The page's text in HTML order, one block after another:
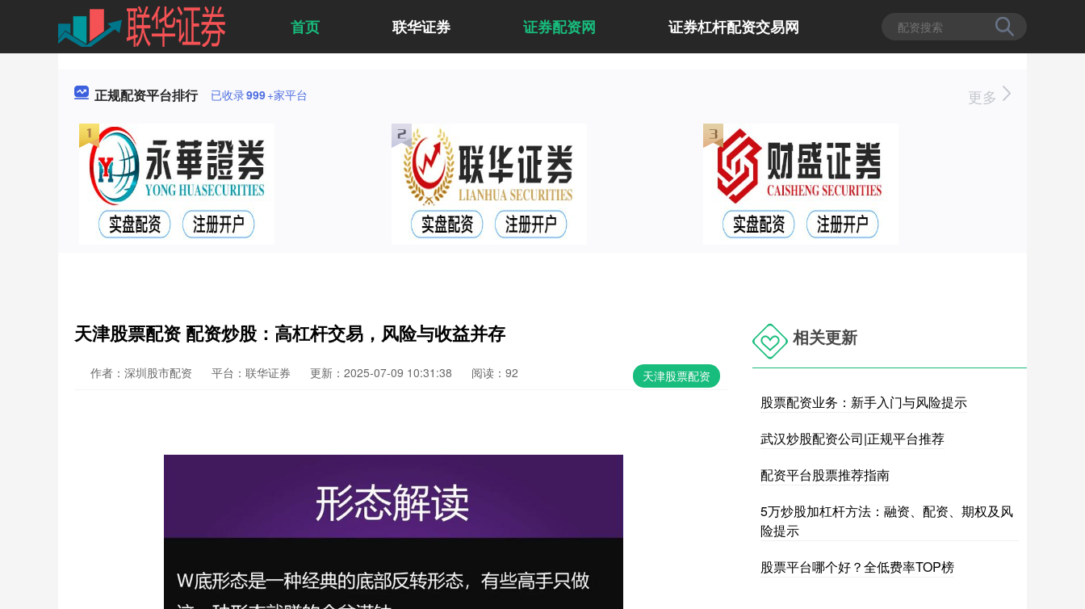
首页 联华证券 证券配资网 证券杠杆配资交易网
正规配资平台排行 已收录999+家平台 更多
天津股票配资 配资炒股：高杠杆交易，风险与收益并存
天津股票配资
作者：深圳股市配资 平台：联华证券 更新：2025-07-09 10:31:38 阅读：92
相关更新
股票配资业务：新手入门与风险提示
武汉炒股配资公司|正规平台推荐
配资平台股票推荐指南
5万炒股加杠杆方法：融资、配资、期权及风
险提示
股票平台哪个好？全低费率TOP榜